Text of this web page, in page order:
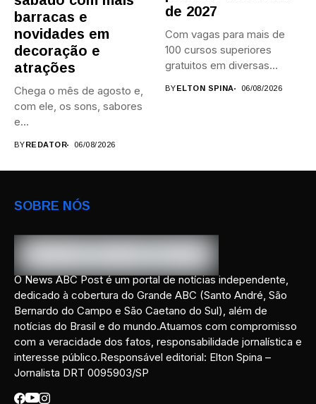
barracas e
novidades em
decoração e
atrações
Chega o mês de agosto e,
com ele, os sons, sabores
e...
BYREDATOR 06/08/2026
de 2027
Com vagas para mais de
100 cursos superiores
gratuitos em diversas
BYELTON SPINA 06/08/2026
SOBRE NÓS
O News ABC Post é um portal de notícias independente,
dedicado à cobertura do Grande ABC (Santo André, São
Bernardo do Campo e São Caetano do Sul), além de
notícias do Brasil e do mundo.Atuamos com compromisso
com a veracidade dos fatos, responsabilidade jornalística e
interesse público.Responsável editorial: Elton Spina –
Jornalista DRT 0095903/SP